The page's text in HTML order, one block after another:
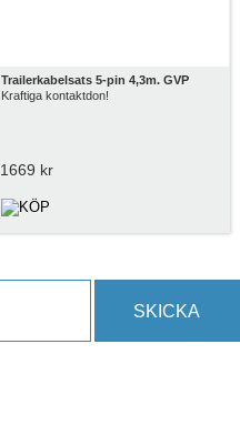
Trailerkabelsats 5-pin 4,3m. GVP
Kraftiga kontaktdon!
1669 kr
SKICKA